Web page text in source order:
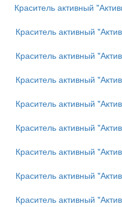
Краситель активный
Краситель активный
Краситель активный
Краситель активный
Краситель активный
Краситель активный
Краситель активный
Краситель активный
Краситель активный